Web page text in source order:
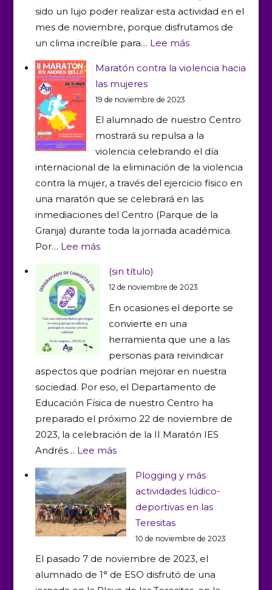
sido un lujo poder realizar esta actividad en el
mes de noviembre, porque disfrutamos de
un clima increíble para… Lee más:
de
una
escuela
de
Surf
Maratón contra la violencia hacia
las mujeres
19 de noviembre de 2023
El alumnado de nuestro Centro
mostrará su repulsa a la
violencia celebrando el día
internacional de la eliminación de la violencia
contra la mujer, a través del ejercicio físico en
una maratón que se celebrará en las
inmediaciones del Centro (Parque de la
Granja) durante toda la jornada académica.
Por… Lee más:
Maratón
contra
violencia
hacia
las
mujeres
(sin título)
12 de noviembre de 2023
En ocasiones el deporte se
convierte en una
herramienta que une a las
personas para reivindicar
aspectos que podrían mejorar en nuestra
sociedad. Por eso, el Departamento de
Educación Física de nuestro Centro ha
preparado el próximo 22 de noviembre de
2023, la celebración de la II Maratón IES
Andrés… Lee más:
(sin
título)
Plogging y más
actividades lúdico-
deportivas en las
Teresitas
10 de noviembre de 2023
El pasado 7 de noviembre de 2023, el
alumnado de 1° de ESO disfrutó de una